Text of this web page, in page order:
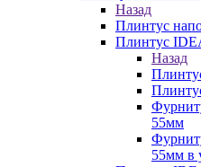
Назад
Плинтус
Плинтус
Назад
55мм
55мм в